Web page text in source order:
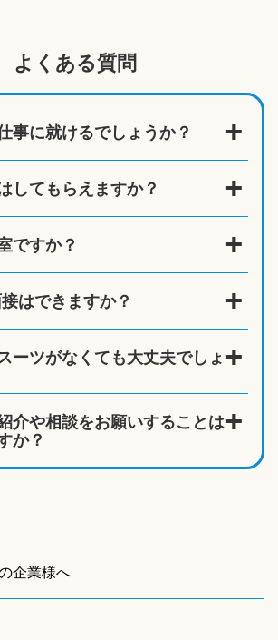
よくある質問
事に就けるでしょうか？
してもらえますか？
ですか？
はできますか？
ーツがなくても大丈夫でしょ
介や相談をお願いすることは
か？
企業様へ